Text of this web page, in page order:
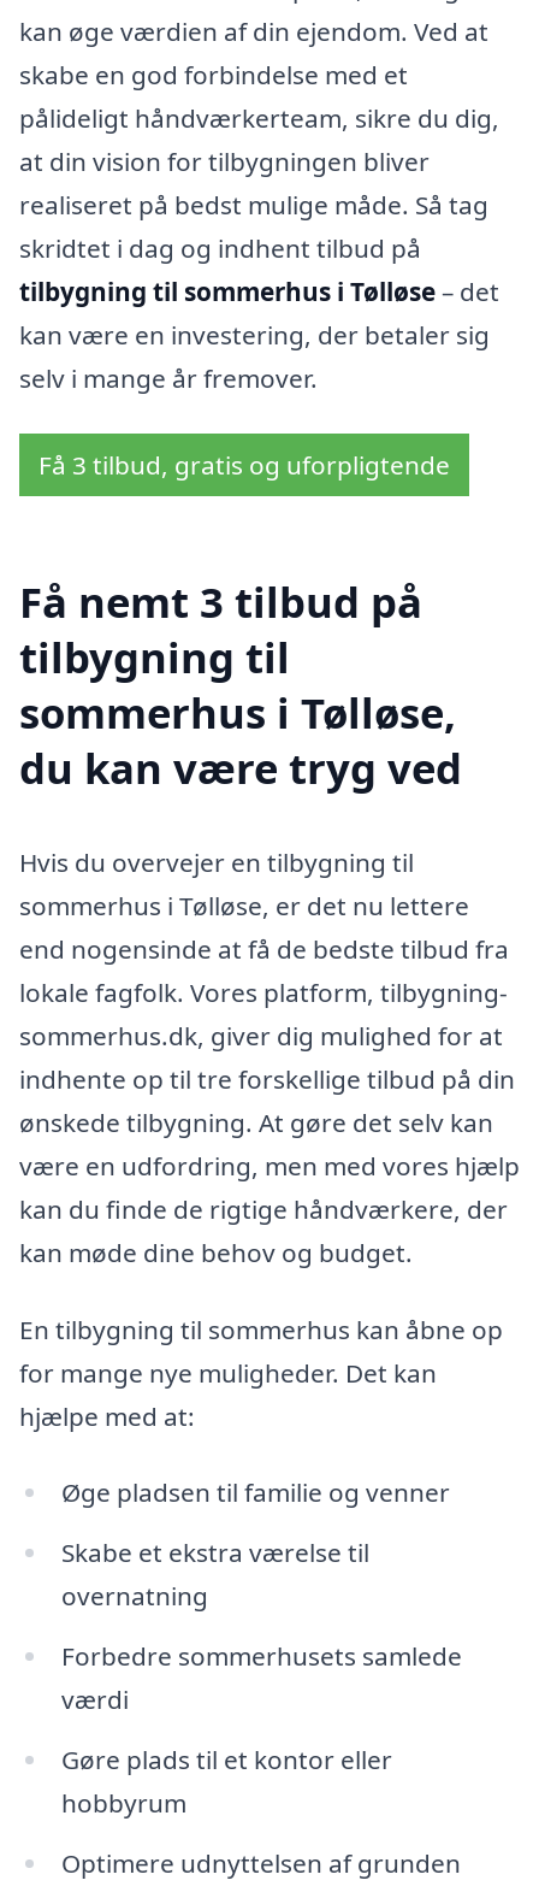
kan øge værdien af din ejendom. Ved at
skabe en god forbindelse med et
pålideligt håndværkerteam, sikre du dig,
at din vision for tilbygningen bliver
realiseret på bedst mulige måde. Så tag
skridtet i dag og indhent tilbud på
tilbygning til sommerhus i Tølløse– det
kan være en investering, der betaler sig
selv i mange år fremover.
Få 3 tilbud, gratis og uforpligtende
Få nemt 3 tilbud på
tilbygning til
sommerhus i Tølløse,
du kan være tryg ved
Hvis du overvejer en tilbygning til
sommerhus i Tølløse, er det nu lettere
end nogensinde at få de bedste tilbud fra
lokale fagfolk. Vores platform, tilbygning-
sommerhus.dk, giver dig mulighed for at
indhente op til tre forskellige tilbud på din
ønskede tilbygning. At gøre det selv kan
være en udfordring, men med vores hjælp
kan du finde de rigtige håndværkere, der
kan møde dine behov og budget.
En tilbygning til sommerhus kan åbne op
for mange nye muligheder. Det kan
hjælpe med at:
Øge pladsen til familie og venner
Skabe et ekstra værelse til
overnatning
Forbedre sommerhusets samlede
værdi
Gøre plads til et kontor eller
hobbyrum
Optimere udnyttelsen af grunden